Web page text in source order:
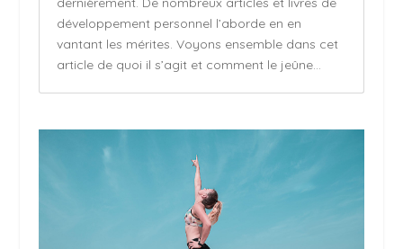
développement personnel l’aborde en en
vantant les mérites. Voyons ensemble dans cet
article de quoi il s’agit et comment le jeûne...